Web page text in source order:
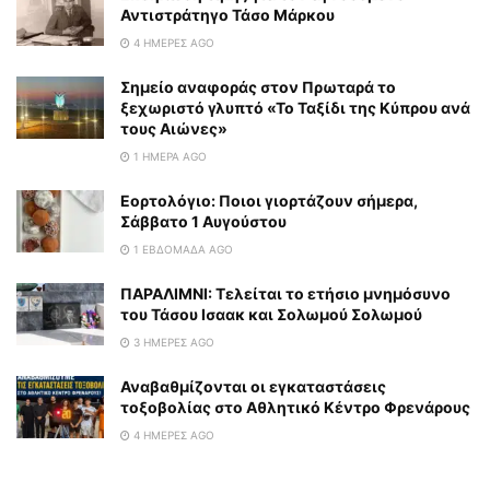
Αντιστράτηγο Τάσο Μάρκου
4 ΗΜΈΡΕΣ AGO
Σημείο αναφοράς στον Πρωταρά το
ξεχωριστό γλυπτό «Το Ταξίδι της Κύπρου ανά
τους Αιώνες»
1 ΗΜΈΡΑ AGO
Εορτολόγιο: Ποιοι γιορτάζουν σήμερα,
Σάββατο 1 Αυγούστου
1 ΕΒΔΟΜΆΔΑ AGO
ΠΑΡΑΛΙΜΝΙ: Τελείται το ετήσιο μνημόσυνο
του Τάσου Ισαακ και Σολωμού Σολωμού
3 ΗΜΈΡΕΣ AGO
Αναβαθμίζονται οι εγκαταστάσεις
τοξοβολίας στο Αθλητικό Κέντρο Φρενάρους
4 ΗΜΈΡΕΣ AGO